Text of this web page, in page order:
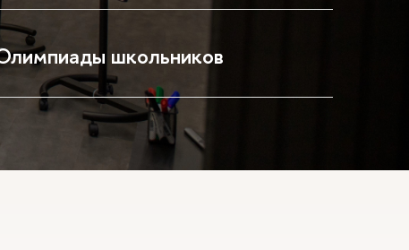
школьников